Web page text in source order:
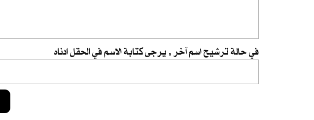
في حالة ترشيح اسم آخر , يرجى كتابة الاسم في الحقل ادناه